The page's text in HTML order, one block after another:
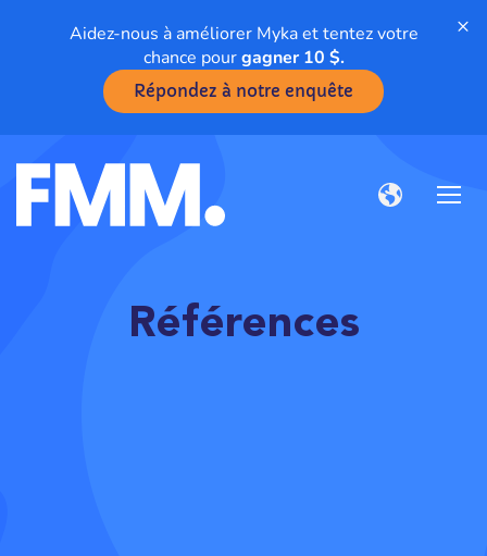
Aidez-nous à améliorer Myka et tentez votre
chance pourgagner 10 $.
Répondez à notre enquête
×
Références